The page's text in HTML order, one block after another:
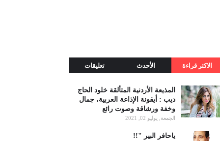
الاكثر قراءة الأحدث تعليقات
المذيعة الأردنية المتألقة خلود الحاج
ديب : أيقونة الإذاعة العربية، جمال
وخفة ورشاقة وصوت رائع
الجمعة, يوليو 02, 2021
ياحافر البير "!!